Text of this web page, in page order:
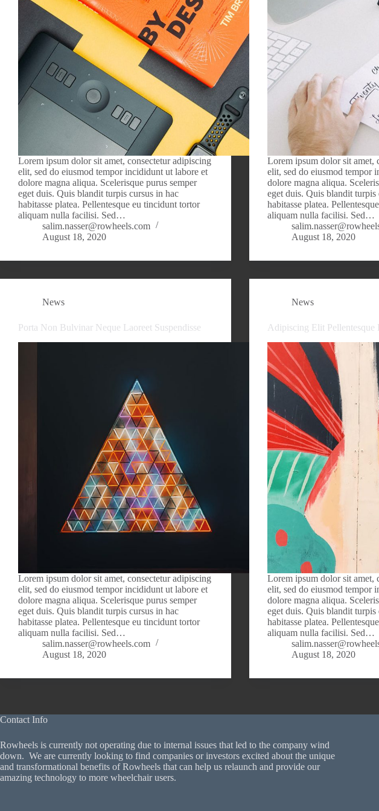
Lorem ipsum dolor sit amet, consectetur adipiscing
elit, sed do eiusmod tempor incididunt ut labore et
dolore magna aliqua. Scelerisque purus semper
eget duis. Quis blandit turpis cursus in hac
habitasse platea. Pellentesque eu tincidunt tortor
aliquam nulla facilisi. Sed…
salim.nasser@rowheels.com
August 18, 2020
Lorem ipsum dolor sit amet,
elit, sed do eiusmod tempor
dolore magna aliqua.
eget duis. Quis blandit turpis
habitasse platea.
aliquam nulla facilisi. Sed…
August 18, 2020
News
Porta Non Bulvinar Neque Laoreet Suspendisse
Lorem ipsum dolor sit amet, consectetur adipiscing
elit, sed do eiusmod tempor incididunt ut labore et
dolore magna aliqua. Scelerisque purus semper
eget duis. Quis blandit turpis cursus in hac
habitasse platea. Pellentesque eu tincidunt tortor
aliquam nulla facilisi. Sed…
salim.nasser@rowheels.com
August 18, 2020
News
Adipiscing Elit Pellentesque
Lorem ipsum dolor sit amet,
elit, sed do eiusmod tempor
dolore magna aliqua.
eget duis. Quis blandit turpis
habitasse platea.
aliquam nulla facilisi. Sed…
August 18, 2020
Contact Info
Rowheels is currently not operating due to internal issues that led to the company wind
down. We are currently looking to find companies or investors excited about the unique
and transformational benefits of Rowheels that can help us relaunch and provide our
amazing technology to more wheelchair users.